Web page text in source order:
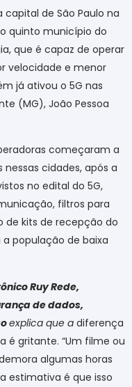
de São Paulo na
quinto município do
que é capaz de operar
velocidade e menor
já ativou o 5G nas
(MG), João Pessoa
começaram a
cidades, após a
no edital do 5G,
filtros para
de kits de recepção do
a população de baixa
Ruy Rede,
de dados,
explica que a diferença
é gritante. “Um filme ou
algumas horas
estimativa é que isso